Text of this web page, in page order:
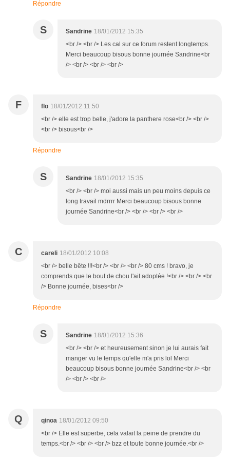
Répondre
S Sandrine 18/01/2012 15:35
<br /> <br /> Les cal sur ce forum restent longtemps.
Merci beaucoup bisous bonne journée Sandrine<br
/> <br /> <br /> <br />
F flo 18/01/2012 11:50
<br /> elle est trop belle, j'adore la panthere rose<br /> <br />
<br /> bisous<br />
Répondre
S Sandrine 18/01/2012 15:35
<br /> <br /> moi aussi mais un peu moins depuis ce
long travail mdrrrr Merci beaucoup bisous bonne
journée Sandrine<br /> <br /> <br /> <br />
C careli 18/01/2012 10:08
<br /> belle bête !!!<br /> <br /> <br /> 80 cms ! bravo, je
comprends que le bout de chou l'ait adoptée !<br /> <br /> <br
/> Bonne journée, bises<br />
Répondre
S Sandrine 18/01/2012 15:36
<br /> <br /> et heureusement sinon je lui aurais fait
manger vu le temps qu'elle m'a pris lol Merci
beaucoup bisous bonne journée Sandrine<br /> <br
/> <br /> <br />
Q qinoa 18/01/2012 09:50
<br /> Elle est superbe, cela valait la peine de prendre du
temps.<br /> <br /> <br /> bzz et toute bonne journée.<br />